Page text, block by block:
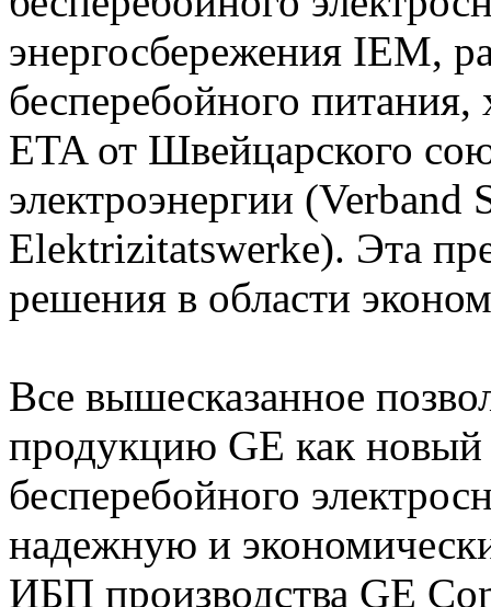
энергосбережения IEM,
бесперебойного
ETA от Швейцарского
электроэнергии (Verband
Elektrizitatswerke). Эта
решения в области
Все вышесказанное
продукцию GE как новый
бесперебойного
надежную и
ИБП производства GE